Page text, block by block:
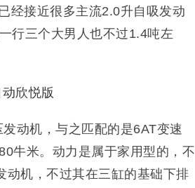
经接近很多主流2.0升自吸发动
行三个大男人也不过1.4吨左
动机，与之匹配的是6AT变速
牛米。动力是属于家用型的，不
动机，不过其在三缸的基础下排